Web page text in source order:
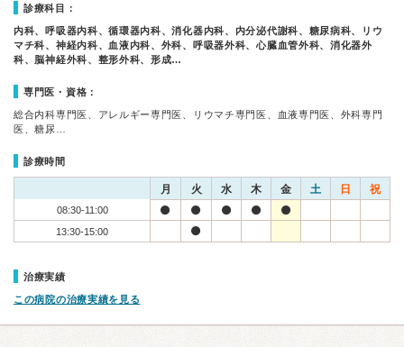
診療科目：
内科、呼吸器内科、循環器内科、消化器内科、内分泌代謝科、糖尿病科、リウ
マチ科、神経内科、血液内科、外科、呼吸器外科、心臓血管外科、消化器外
科、脳神経外科、整形外科、形成…
専門医・資格：
総合内科専門医、アレルギー専門医、リウマチ専門医、血液専門医、外科専門
医、糖尿…
診療時間
月 火 水 木 金 土 日 祝
08:30-11:00
13:30-15:00
治療実績
この病院の治療実績を見る